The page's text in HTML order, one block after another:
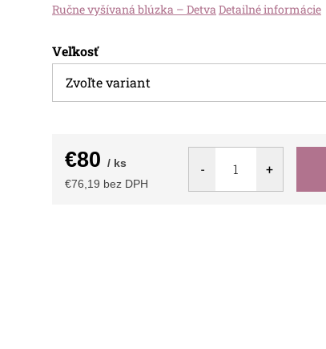
Ručne vyšívaná blúzka – Detva Detailné informácie
Veľkosť
€80 / ks
€76,19 bez DPH